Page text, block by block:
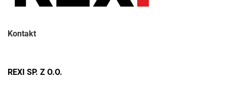
Kontakt
REXI SP. Z O.O.